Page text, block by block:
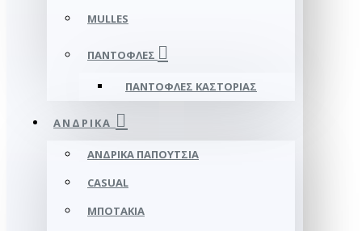
MULLES
ΠΑΝΤΌΦΛΕΣ
ΠΑΝΤΌΦΛΕΣ ΚΑΣΤΟΡΙΆΣ
ΑΝΔΡΙΚΆ
ΑΝΔΡΙΚΆ ΠΑΠΟΎΤΣΙΑ
CASUAL
ΜΠΟΤΆΚΙΑ